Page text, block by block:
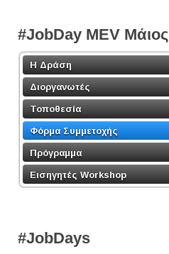
#JobDay MEV
Η Δράση
Διοργανωτές
Τοποθεσία
Φόρμα Συμμετοχής
Πρόγραμμα
Εισηγητές Workshop
#JobDays